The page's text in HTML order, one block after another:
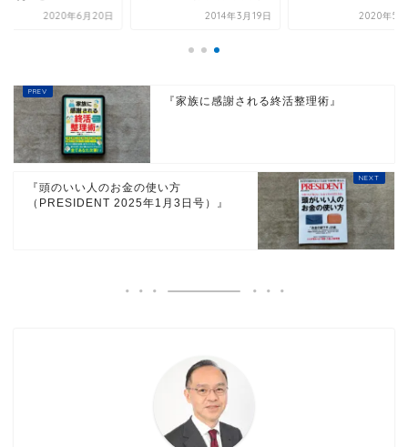
2020年6月20日 2014年3月19日 2020年5
『家族に感謝される終活整理術』
『頭のいい人のお金の使い方
（PRESIDENT 2025年1月3日号）』